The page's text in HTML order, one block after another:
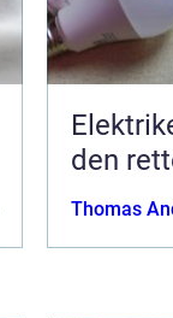
den
Thomas